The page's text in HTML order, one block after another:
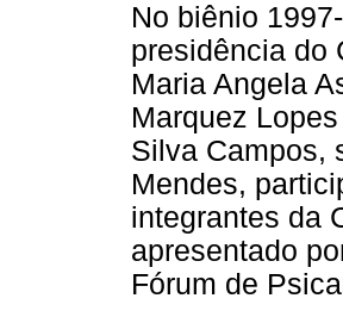
No biênio
presidência do
Maria Angela
Marquez
Silva Campos,
Mendes,
integrantes da
apresentado
Fórum de